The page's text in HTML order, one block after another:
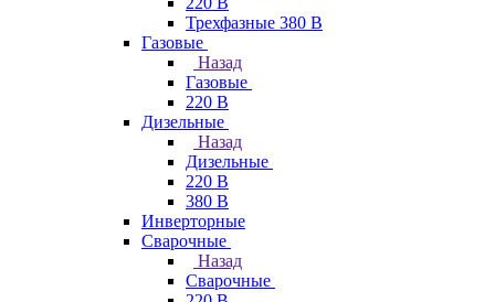
Трехфазные 380 В
Газовые
Назад
Газовые
220 В
Дизельные
Назад
Дизельные
220 В
380 В
Инверторные
Сварочные
Назад
Сварочные